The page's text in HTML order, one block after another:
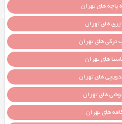
پاچه های تهران
های تهران
ترکی های تهران
های تهران
های تهران
های تهران
های تهران